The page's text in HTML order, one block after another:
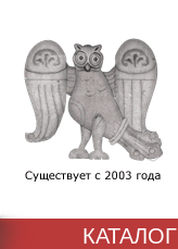
КАТАЛОГ